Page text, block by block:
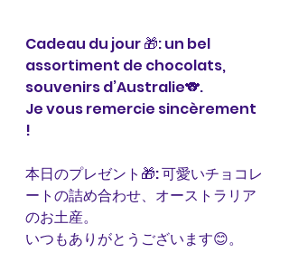
Cadeau du jour 🎁: un bel
assortiment de chocolats,
souvenirs d’Australie🐨.
Je vous remercie sincèrement
!
本日のプレゼント🎁: 可愛いチョコレ
ートの詰め合わせ、オーストラリア
のお土産。
いつもありがとうございます😊。